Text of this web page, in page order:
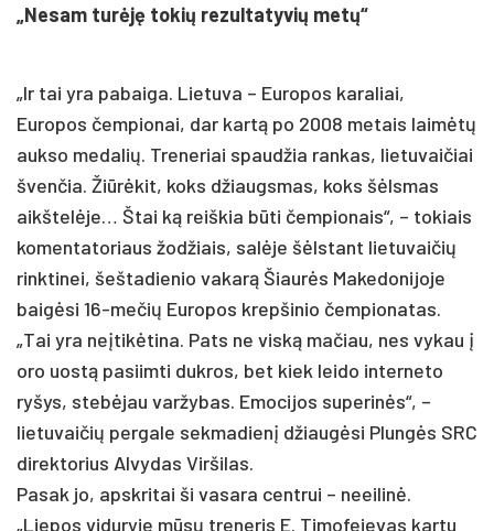
„Nesam turėję tokių rezultatyvių metų“
„Ir tai yra pabaiga. Lietuva – Europos karaliai,
Europos čempionai, dar kartą po 2008 metais laimėtų
aukso medalių. Treneriai spaudžia rankas, lietuvaičiai
švenčia. Žiūrėkit, koks džiaugsmas, koks šėlsmas
aikštelėje… Štai ką reiškia būti čempionais“, – tokiais
komentatoriaus žodžiais, salėje šėlstant lietuvaičių
rinktinei, šeštadienio vakarą Šiaurės Makedonijoje
baigėsi 16-mečių Europos krepšinio čempionatas.
„Tai yra neįtikėtina. Pats ne viską mačiau, nes vykau į
oro uostą pasiimti dukros, bet kiek leido interneto
ryšys, stebėjau varžybas. Emocijos superinės“, –
lietuvaičių pergale sekmadienį džiaugėsi Plungės SRC
direktorius Alvydas Viršilas.
Pasak jo, apskritai ši vasara centrui – neeilinė.
„Liepos viduryje mūsų treneris E. Timofejevas kartu